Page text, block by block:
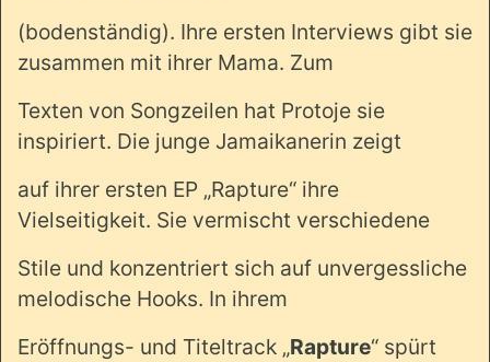
(bodenständig). Ihre ersten Interviews gibt sie
zusammen mit ihrer Mama. Zum
Texten von Songzeilen hat Protoje sie
inspiriert. Die junge Jamaikanerin zeigt
auf ihrer ersten EP „Rapture“ ihre
Vielseitigkeit. Sie vermischt verschiedene
Stile und konzentriert sich auf unvergessliche
melodische Hooks. In ihrem
Eröffnungs- und Titeltrack „Rapture“ spürt